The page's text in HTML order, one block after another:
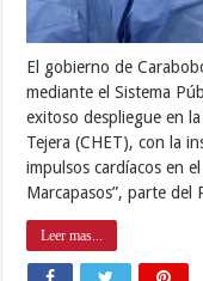
El gobierno de
mediante el Sistema
exitoso despliegue en
Tejera (CHET), con la
impulsos cardíacos en
Marcapasos”, parte del
Leer mas...